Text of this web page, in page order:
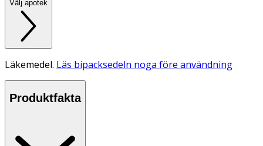
Välj apotek
Läkemedel. Läs bipacksedeln noga före användning
Produktfakta